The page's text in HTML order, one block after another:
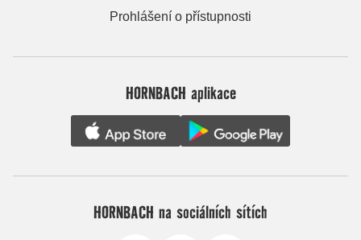
Prohlášení o přístupnosti
HORNBACH aplikace
HORNBACH na sociálních sítích